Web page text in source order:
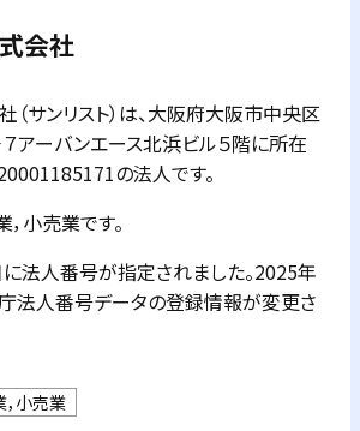
会社
（サンリスト）は、大阪府大阪市中央区
アーバンエース北浜ビル５階に所在
の法人です。
小売業です。
法人番号が指定されました。2025年
法人番号データの登録情報が変更さ
小売業